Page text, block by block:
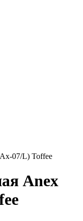
07/L) Toffee
Anex